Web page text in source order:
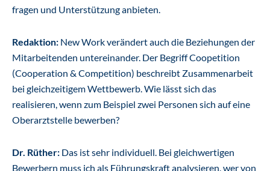
fragen und Unterstützung anbieten.
Redaktion: New Work verändert auch die Beziehungen der
Mitarbeitenden untereinander. Der Begriff Coopetition
(Cooperation & Competition) beschreibt Zusammenarbeit
bei gleichzeitigem Wettbewerb. Wie lässt sich das
realisieren, wenn zum Beispiel zwei Personen sich auf eine
Oberarztstelle bewerben?
Dr. Rüther: Das ist sehr individuell. Bei gleichwertigen
Bewerbern muss ich als Führungskraft analysieren, wer von